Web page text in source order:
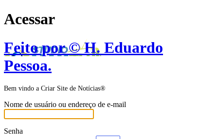
Acessar
Feito por © H. Eduardo
Pessoa.
Bem vindo a Criar Site de Notícias®
Nome de usuário ou endereço de e-mail
Senha